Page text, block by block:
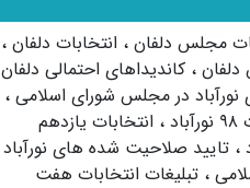
مجلس دلفان ، انتخابات دلفان ،
، کاندیداهای احتمالی دلفان
نورآباد در مجلس شورای اسلامی ،
، انتخابات یازدهم
، تایید صلاحیت شده های نورآباد
، تبلیغات انتخابات هفت